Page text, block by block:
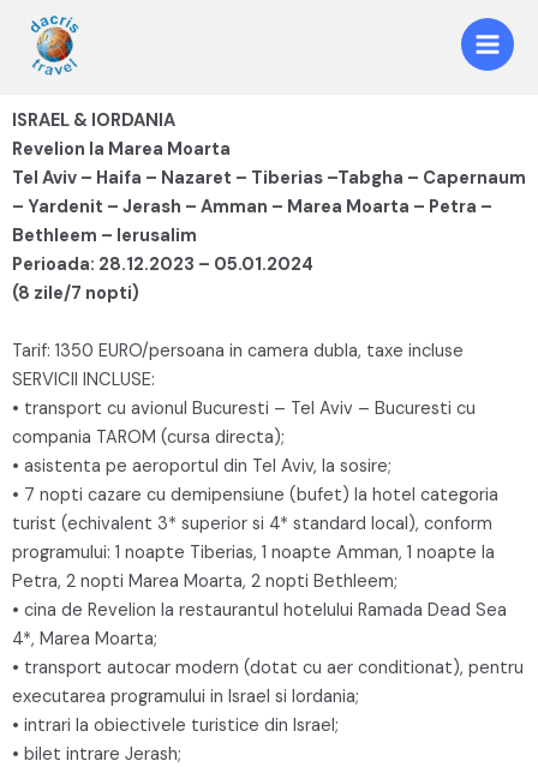
ISRAEL & IORDANIA
Revelion la Marea Moarta
Tel Aviv – Haifa – Nazaret – Tiberias –Tabgha – Capernaum
– Yardenit – Jerash – Amman – Marea Moarta – Petra –
Bethleem – Ierusalim
Perioada: 28.12.2023 – 05.01.2024
(8 zile/7 nopti)
Tarif: 1350 EURO/persoana in camera dubla, taxe incluse
SERVICII INCLUSE:
• transport cu avionul Bucuresti – Tel Aviv – Bucuresti cu
compania TAROM (cursa directa);
• asistenta pe aeroportul din Tel Aviv, la sosire;
• 7 nopti cazare cu demipensiune (bufet) la hotel categoria
turist (echivalent 3* superior si 4* standard local), conform
programului: 1 noapte Tiberias, 1 noapte Amman, 1 noapte la
Petra, 2 nopti Marea Moarta, 2 nopti Bethleem;
• cina de Revelion la restaurantul hotelului Ramada Dead Sea
4*, Marea Moarta;
• transport autocar modern (dotat cu aer conditionat), pentru
executarea programului in Israel si Iordania;
• intrari la obiectivele turistice din Israel;
• bilet intrare Jerash;